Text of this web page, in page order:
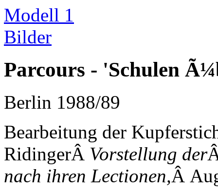
Modell 1
Bilder
Parcours - 'Schulen
Berlin 1988/89
Bearbeitung der
RidingerÂ Vorstellung der
nach ihren Lectionen,Â